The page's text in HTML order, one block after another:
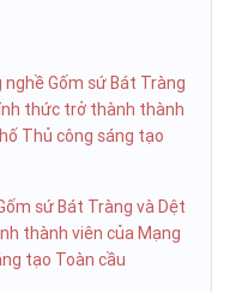
nghề Gốm sứ Bát Tràng
thức trở thành thành
Thủ công sáng tạo
sứ Bát Tràng và Dệt
thành viên của Mạng
tạo Toàn cầu